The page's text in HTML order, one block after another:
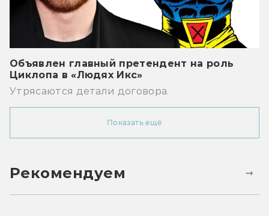
Объявлен главный претендент на роль
Циклопа в «Людях Икс»
Утрясаются детали договора.
Показать ещё
Рекомендуем